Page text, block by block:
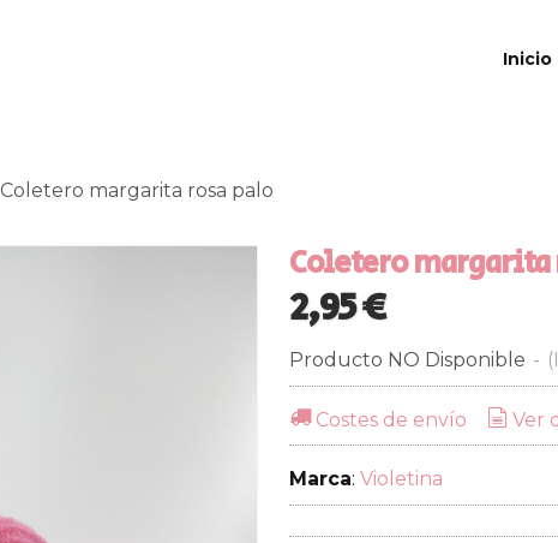
Inicio
Coletero margarita rosa palo
Coletero margarita
2,95 €
Producto NO Disponible -
Costes de envío Ver
Marca: Violetina